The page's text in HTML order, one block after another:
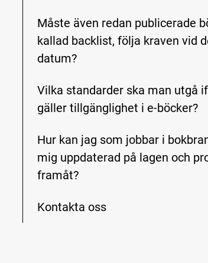
Måste även redan publicerade
kallad backlist, följa kraven vid
datum?
Vilka standarder ska man utgå
gäller tillgänglighet i e-böcker?
Hur kan jag som jobbar i
mig uppdaterad på lagen och
framåt?
Kontakta oss